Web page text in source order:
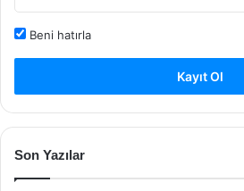
Beni hatırla
Kayıt Ol
Son Yazılar